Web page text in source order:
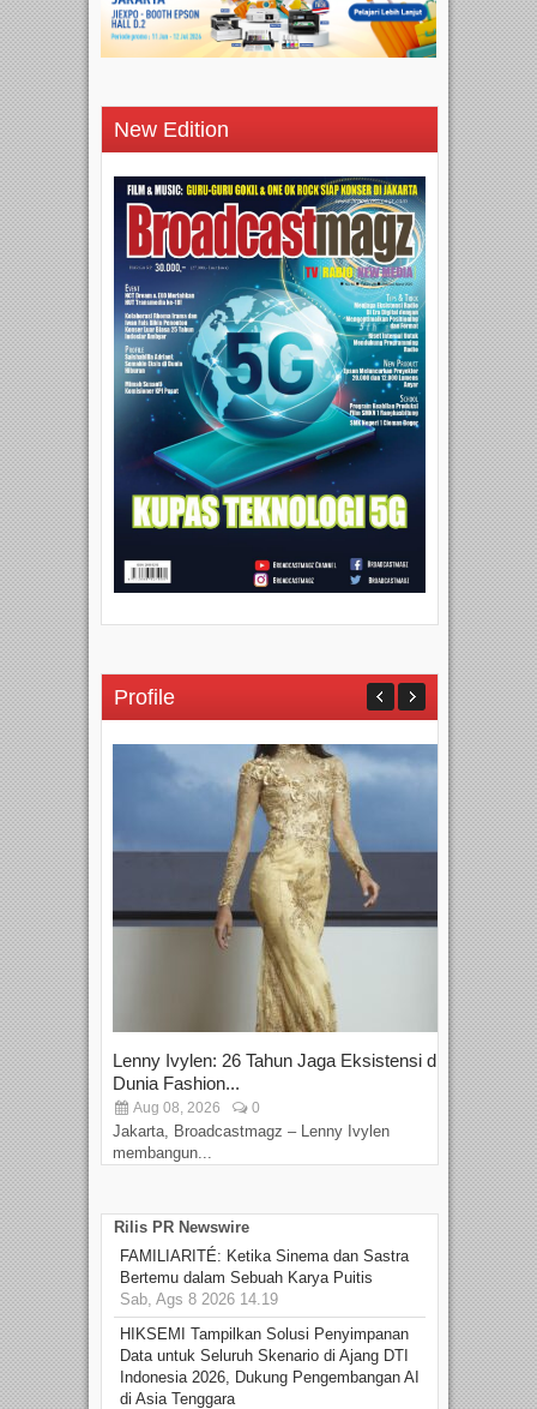
New Edition
Profile
Lenny Ivylen: 26 Tahun Jaga Eksistensi di
Dunia Fashion...
Aug 08, 2026 0
Jakarta, Broadcastmagz – Lenny Ivylen
membangun...
Rilis PR Newswire
FAMILIARITÉ: Ketika Sinema dan Sastra
Bertemu dalam Sebuah Karya Puitis
Sab, Ags 8 2026 14.19
HIKSEMI Tampilkan Solusi Penyimpanan
Data untuk Seluruh Skenario di Ajang DTI
Indonesia 2026, Dukung Pengembangan AI
di Asia Tenggara